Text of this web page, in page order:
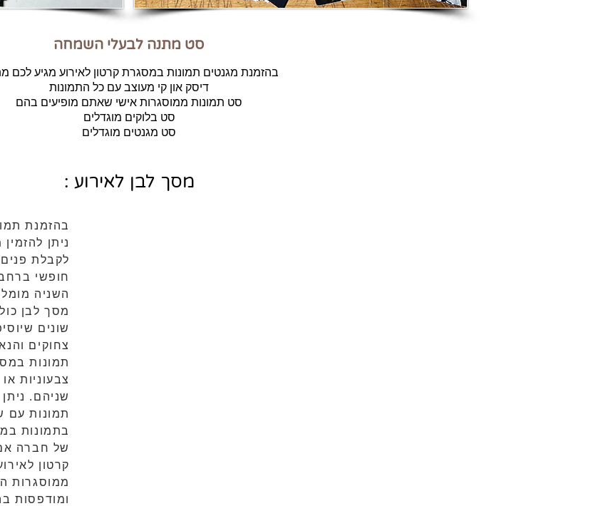
סט מתנה לבעלי השמחה
בהזמנת מגנטים תמונות במסגרת קרטון לאירוע מגיע לכם
דיסק און קי מעוצב עם כל התמונות
סט תמונות ממוסגרות אישי שאתם מופיעים בהם
סט בלוקים מוגדלים
סט מגנטים מוגדלים
מסך לבן לאירוע :
בהזמנת
ניתן
לקבלת
חופשי
השניה
מסך לבן
שונים
צחוקים
תמונות
צבעוניות
שניהם.
תמונות עם
בתמונות
של חברה
קרטון
ומודפסות